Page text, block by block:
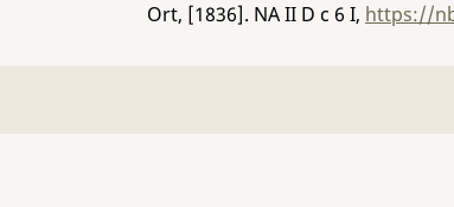
Ort, [1836]. NA II D c 6 I, https://